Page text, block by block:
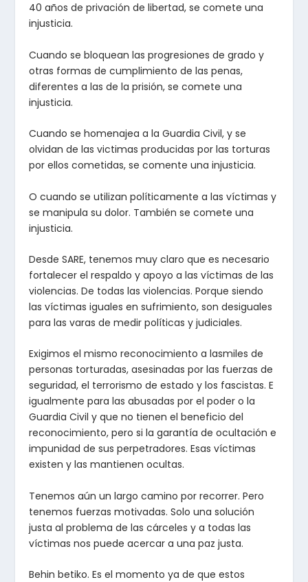
40 años de privación de libertad, se comete una
injusticia.
Cuando se bloquean las progresiones de grado y
otras formas de cumplimiento de las penas,
diferentes a las de la prisión, se comete una
injusticia.
Cuando se homenajea a la Guardia Civil, y se
olvidan de las victimas producidas por las torturas
por ellos cometidas, se comente una injusticia.
O cuando se utilizan políticamente a las víctimas y
se manipula su dolor. También se comete una
injusticia.
Desde SARE, tenemos muy claro que es necesario
fortalecer el respaldo y apoyo a las víctimas de las
violencias. De todas las violencias. Porque siendo
las víctimas iguales en sufrimiento, son desiguales
para las varas de medir políticas y judiciales.
Exigimos el mismo reconocimiento a lasmiles de
personas torturadas, asesinadas por las fuerzas de
seguridad, el terrorismo de estado y los fascistas. E
igualmente para las abusadas por el poder o la
Guardia Civil y que no tienen el beneficio del
reconocimiento, pero si la garantía de ocultación e
impunidad de sus perpetradores. Esas víctimas
existen y las mantienen ocultas.
Tenemos aún un largo camino por recorrer. Pero
tenemos fuerzas motivadas. Solo una solución
justa al problema de las cárceles y a todas las
víctimas nos puede acercar a una paz justa.
Behin betiko. Es el momento ya de que estos